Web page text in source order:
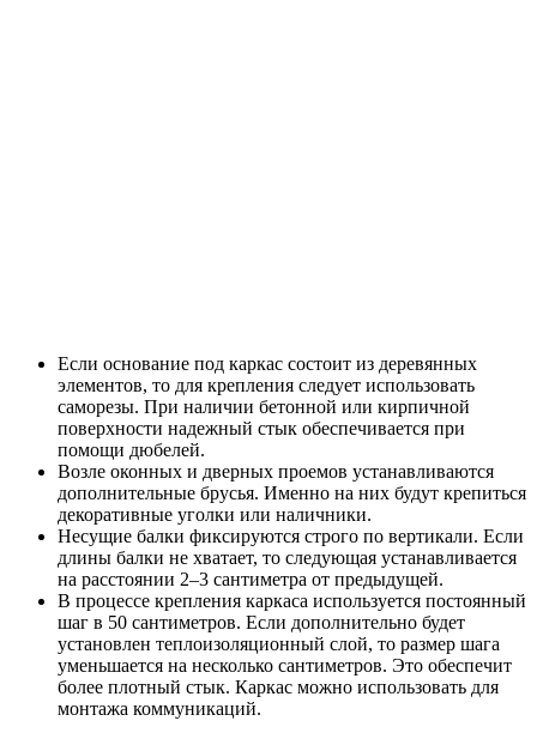
Если основание под каркас состоит из деревянных
элементов, то для крепления следует использовать
саморезы. При наличии бетонной или кирпичной
поверхности надежный стык обеспечивается при
помощи дюбелей.
Возле оконных и дверных проемов устанавливаются
дополнительные брусья. Именно на них будут крепиться
декоративные уголки или наличники.
Несущие балки фиксируются строго по вертикали. Если
длины балки не хватает, то следующая устанавливается
на расстоянии 2–3 сантиметра от предыдущей.
В процессе крепления каркаса используется постоянный
шаг в 50 сантиметров. Если дополнительно будет
установлен теплоизоляционный слой, то размер шага
уменьшается на несколько сантиметров. Это обеспечит
более плотный стык. Каркас можно использовать для
монтажа коммуникаций.